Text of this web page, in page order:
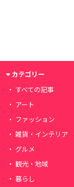
カテゴリー
すべての記事
アート
ファッション
雑貨・インテリア
グルメ
観光・地域
暮らし